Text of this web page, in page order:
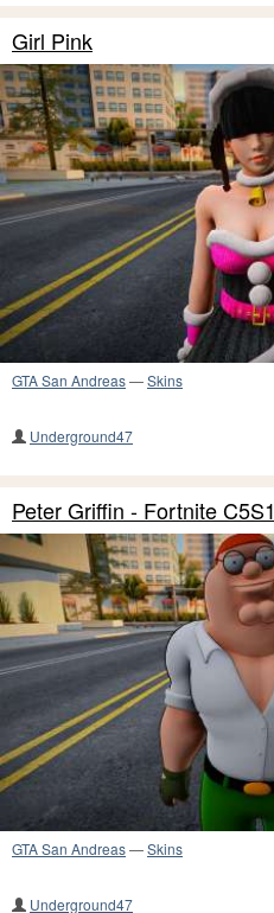
Girl Pink
GTA San Andreas—Skins
Underground47
Peter Griffin - Fortnite C5S1
GTA San Andreas—Skins
Underground47